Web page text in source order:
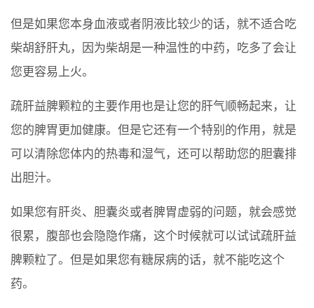
但是如果您本身血液或者阴液比较少的话，就不适合吃
柴胡舒肝丸，因为柴胡是一种温性的中药，吃多了会让
您更容易上火。
疏肝益脾颗粒的主要作用也是让您的肝气顺畅起来，让
您的脾胃更加健康。但是它还有一个特别的作用，就是
可以清除您体内的热毒和湿气，还可以帮助您的胆囊排
出胆汁。
如果您有肝炎、胆囊炎或者脾胃虚弱的问题，就会感觉
很累，腹部也会隐隐作痛，这个时候就可以试试疏肝益
脾颗粒了。但是如果您有糖尿病的话，就不能吃这个
药。